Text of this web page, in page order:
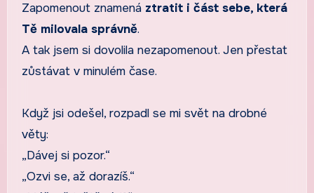
Zapomenout znamená ztratit i část sebe, která
Tě milovala správně.
A tak jsem si dovolila nezapomenout. Jen přestat
zůstávat v minulém čase.
Když jsi odešel, rozpadl se mi svět na drobné
věty:
„Dávej si pozor.“
„Ozvi se, až dorazíš.“